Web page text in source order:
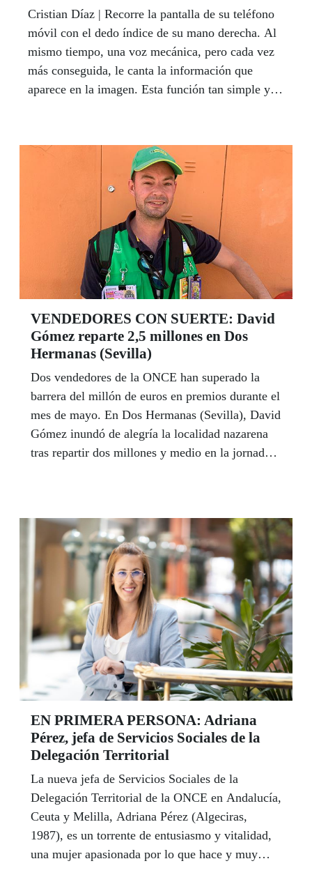
Cristian Díaz | Recorre la pantalla de su teléfono
móvil con el dedo índice de su mano derecha. Al
mismo tiempo, una voz mecánica, pero cada vez
más conseguida, le canta la información que
aparece en la imagen. Esta función tan simple y, a
libertades. La tecnología se ha convertido en los
últimos años en un ariete de inclusión.
VENDEDORES CON SUERTE: David
Gómez reparte 2,5 millones en Dos
Hermanas (Sevilla)
Dos vendedores de la ONCE han superado la
barrera del millón de euros en premios durante el
mes de mayo. En Dos Hermanas (Sevilla), David
Gómez inundó de alegría la localidad nazarena
tras repartir dos millones y medio en la jornada
del pasado 7 de mayo.
EN PRIMERA PERSONA: Adriana
Pérez, jefa de Servicios Sociales de la
Delegación Territorial
La nueva jefa de Servicios Sociales de la
Delegación Territorial de la ONCE en Andalucía,
Ceuta y Melilla, Adriana Pérez (Algeciras,
1987), es un torrente de entusiasmo y vitalidad,
una mujer apasionada por lo que hace y muy